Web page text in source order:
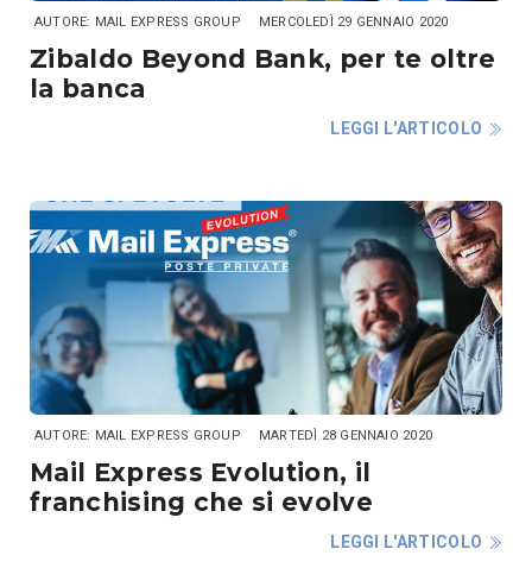
AUTORE: MAIL EXPRESS GROUP MERCOLEDÌ 29 GENNAIO 2020
Zibaldo Beyond Bank, per te oltre
la banca
LEGGI L'ARTICOLO
AUTORE: MAIL EXPRESS GROUP MARTEDÌ 28 GENNAIO 2020
Mail Express Evolution, il
franchising che si evolve
LEGGI L'ARTICOLO